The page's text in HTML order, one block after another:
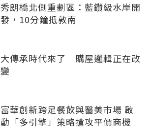
秀朗橋北側重劃區：藍鑽級水岸開
發，10分鐘抵敦南
大傳承時代來了 購屋邏輯正在改
變
富華創新跨足餐飲與醫美市場 啟
動「多引擎」策略搶攻平價商機